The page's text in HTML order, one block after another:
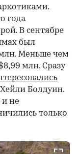
года
В сентябре
был
Меньше чем
млн. Сразу
Болдуин.
и не
только